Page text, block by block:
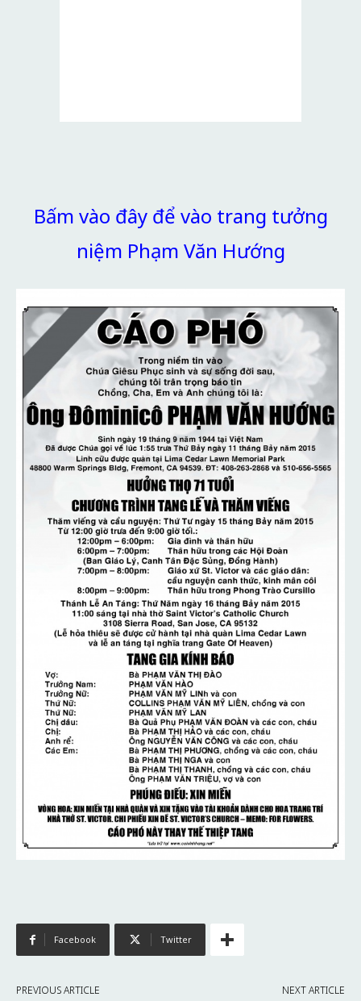
Bấm vào đây để vào trang tưởng
niệm Phạm Văn Hướng
Facebook Twitter
PREVIOUS ARTICLE NEXT ARTICLE